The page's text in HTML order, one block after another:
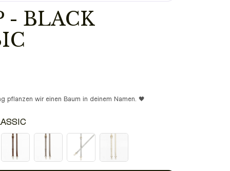
- BLACK
pflanzen wir einen Baum in deinem Namen. 🖤